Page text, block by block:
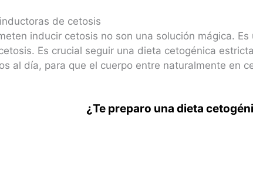
de cetosis
inducir cetosis no son una solución mágica.
Es crucial seguir una dieta cetogénica
al día, para que el cuerpo entre naturalmente en
¿Te preparo una dieta